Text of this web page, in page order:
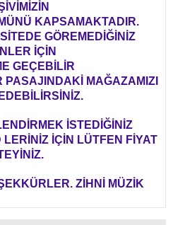
KAPSAMAKTADIR.
GÖREMEDİĞİNİZ
İÇİN
GEÇEBİLİR
MAĞAZAMIZI
İSTEDİĞİNİZ
İÇİN LÜTFEN FİYAT
ZİHNİ MÜZİK